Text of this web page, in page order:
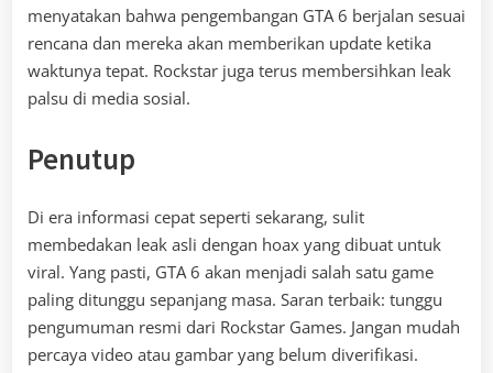
menyatakan bahwa pengembangan GTA 6 berjalan sesuai
rencana dan mereka akan memberikan update ketika
waktunya tepat. Rockstar juga terus membersihkan leak
palsu di media sosial.
Penutup
Di era informasi cepat seperti sekarang, sulit
membedakan leak asli dengan hoax yang dibuat untuk
viral. Yang pasti, GTA 6 akan menjadi salah satu game
paling ditunggu sepanjang masa. Saran terbaik: tunggu
pengumuman resmi dari Rockstar Games. Jangan mudah
percaya video atau gambar yang belum diverifikasi.